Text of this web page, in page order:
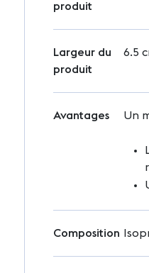
produit
Largeur du
produit
6.5
Avantages Un
Composition